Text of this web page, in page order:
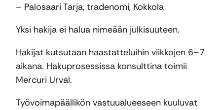
– Palosaari Tarja, tradenomi, Kokkola
Yksi hakija ei halua nimeään julkisuuteen.
Hakijat kutsutaan haastatteluihin viikkojen 6–7
aikana. Hakuprosessissa konsulttina toimii
Mercuri Urval.
Työvoimapäällikön vastuualueeseen kuuluvat